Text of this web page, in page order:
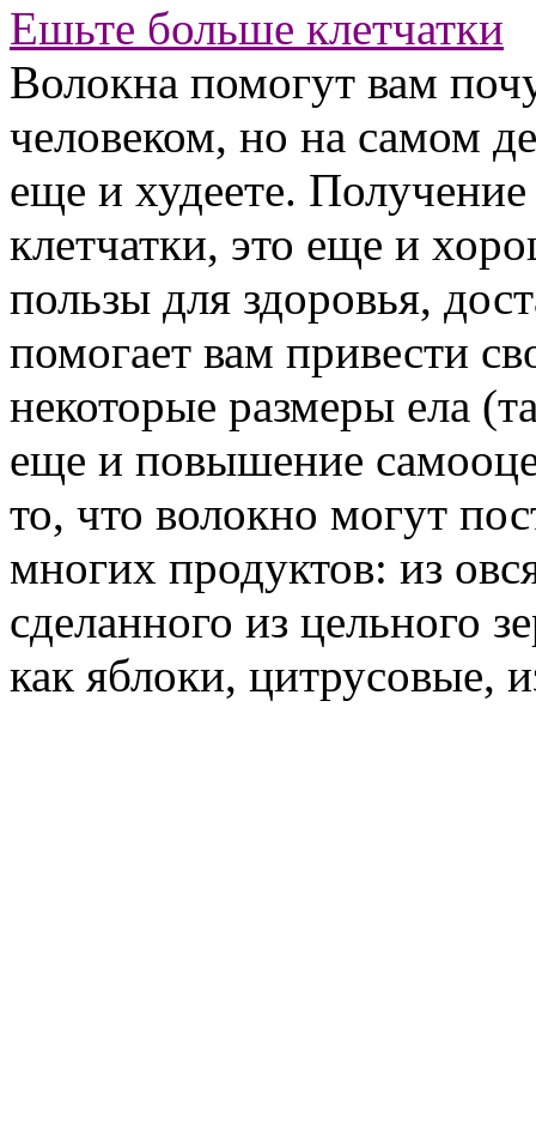
Ешьте больше клетчатки
Волокна помогут вам
человеком, но на самом
еще и худеете. Получение
клетчатки, это еще и
пользы для здоровья,
помогает вам привести
некоторые размеры ела
еще и повышение
то, что волокно могут
многих продуктов: из
сделанного из цельного
как яблоки, цитрусовые,